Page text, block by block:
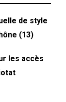
de style
(13)
les accès